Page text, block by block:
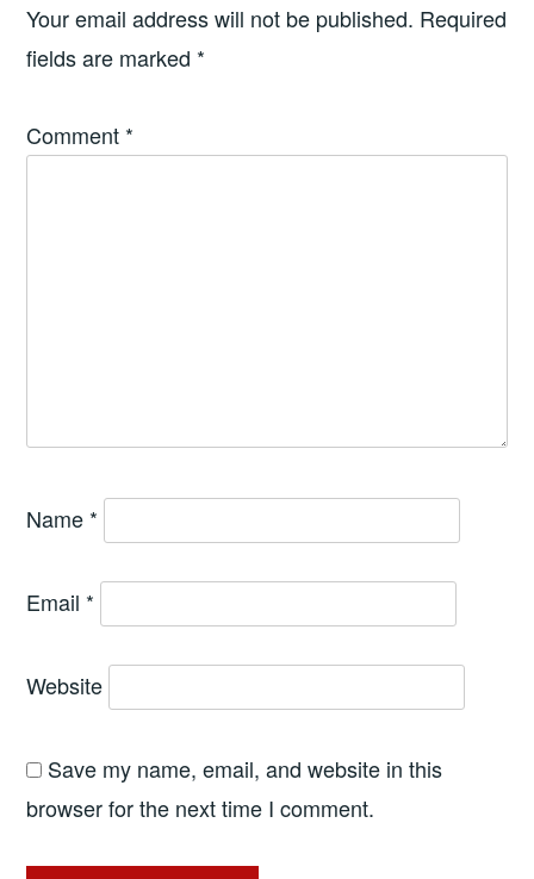
Your email address will not be published. Required
fields are marked *
Comment *
Name *
Email *
Website
Save my name, email, and website in this
browser for the next time I comment.